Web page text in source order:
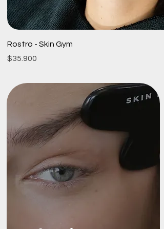
Rostro - Skin Gym
Precio
$35.900